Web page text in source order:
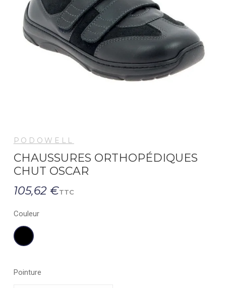
PODOWELL
CHAUSSURES ORTHOPÉDIQUES
CHUT OSCAR
105,62 €TTC
Couleur
Noir
Pointure